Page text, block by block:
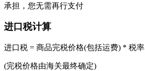
承担，您无需再行支付
进口税计算
进口税 = 商品完税价格(包括运费) * 税率
(完税价格由海关最终确定)